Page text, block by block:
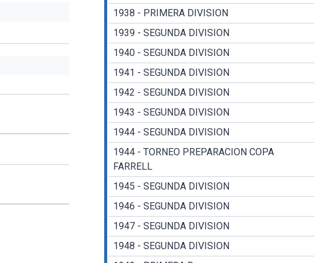
1938 - PRIMERA DIVISION
1939 - SEGUNDA DIVISION
1940 - SEGUNDA DIVISION
1941 - SEGUNDA DIVISION
1942 - SEGUNDA DIVISION
1943 - SEGUNDA DIVISION
1944 - SEGUNDA DIVISION
1944 - TORNEO PREPARACION COPA
FARRELL
1945 - SEGUNDA DIVISION
1946 - SEGUNDA DIVISION
1947 - SEGUNDA DIVISION
1948 - SEGUNDA DIVISION